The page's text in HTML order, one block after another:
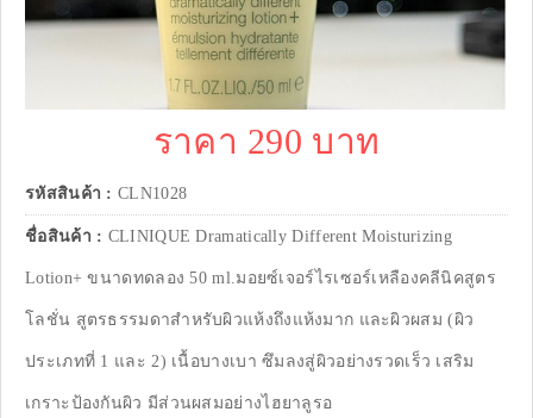
ราคา 290 บาท
รหัสสินค้า : CLN1028
ชื่อสินค้า : CLINIQUE Dramatically Different Moisturizing
Lotion+ ขนาดทดลอง 50 ml.มอยซ์เจอร์ไรเซอร์เหลืองคลีนิคสูตร
โลชั่น สูตรธรรมดาสำหรับผิวแห้งถึงแห้งมาก และผิวผสม (ผิว
ประเภทที่ 1 และ 2) เนื้อบางเบา ซึมลงสู่ผิวอย่างรวดเร็ว เสริม
เกราะป้องกันผิว มีส่วนผสมอย่างไฮยาลูรอ